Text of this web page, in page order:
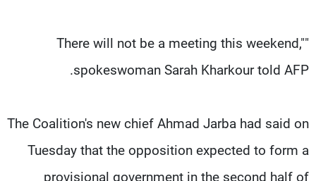
"There will not be a meeting this weekend,"
spokeswoman Sarah Kharkour told AFP.
The Coalition's new chief Ahmad Jarba had said on
Tuesday that the opposition expected to form a
provisional government in the second half of